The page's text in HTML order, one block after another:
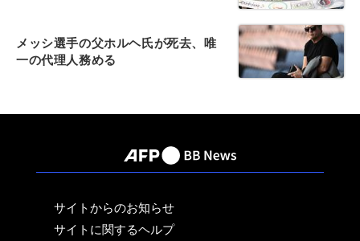
メッシ選手の父ホルヘ氏が死去、唯
一の代理人務める
サイトからのお知らせ
サイトに関するヘルプ